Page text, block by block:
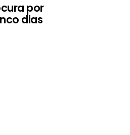
por
dias